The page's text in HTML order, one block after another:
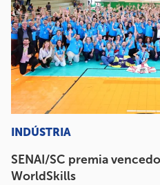
INDÚSTRIA
SENAI/SC premia
WorldSkills